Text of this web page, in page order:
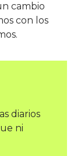
cambio
con los
diarios
ni